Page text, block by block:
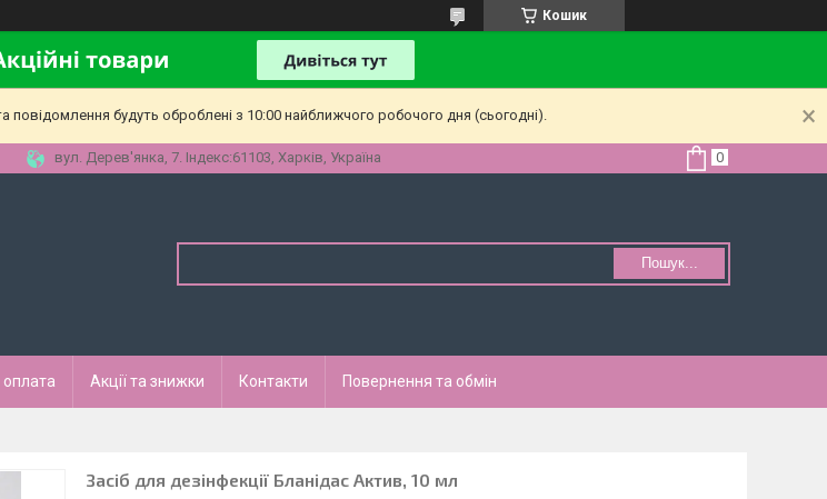
Кошик
повідомлення будуть оброблені з 10:00 найближчого робочого дня (сьогодні).
вул. Дерев'янка, 7. Індекс:61103, Харків, Україна
Пошук...
оплата Акції та знижки Контакти Повернення та обмін
Засіб для дезінфекції Бланідас Актив, 10 мл